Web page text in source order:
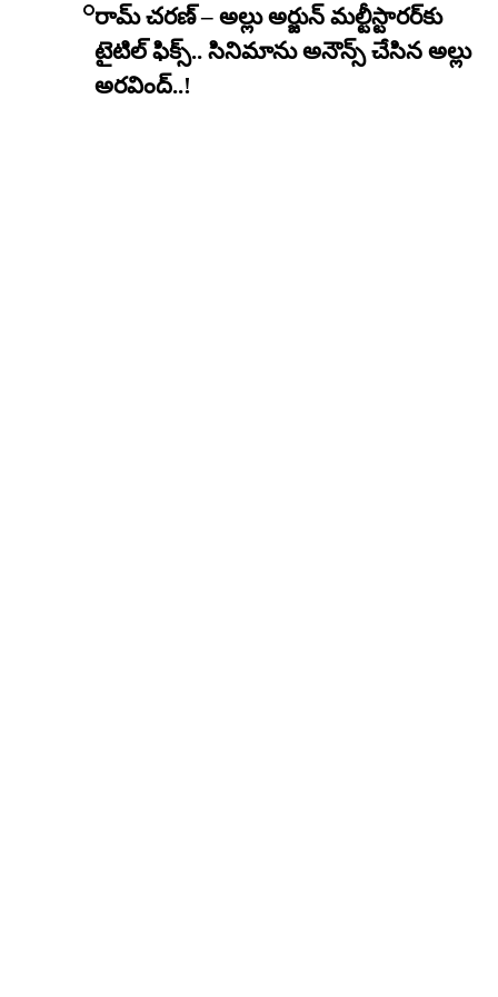
రామ్ చరణ్ – అల్లు అర్జున్ మల్టీస్టారర్​కు
టైటిల్ ఫిక్స్.. సినిమాను అనౌన్స్ చేసిన అల్లు
అరవింద్..!